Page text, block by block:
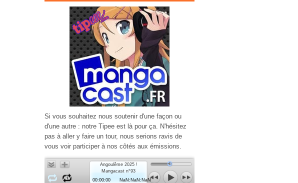
Si vous souhaitez nous soutenir d'une façon ou
d'une autre : notre Tipee est là pour ça. N'hésitez
pas à aller y faire un tour, nous serions ravis de
vous voir participer à nos côtés aux émissions.
Angoulême 2025 !
Mangacast n°93
00:00:00
NaN:NaN:NaN